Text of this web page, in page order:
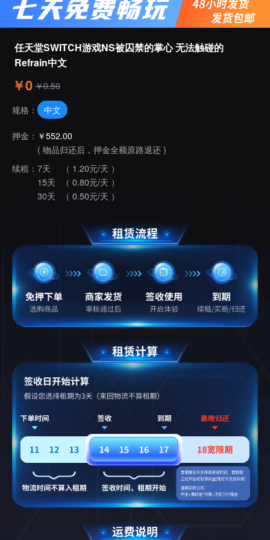
任天堂SWITCH游戏NS被囚禁的掌心 无法触碰的
Refrain中文
￥0 ￥0.50
规格： 中文
押金： ￥552.00
( 物品归还后，押金全额原路退还 )
续租： 7天
（ 1.20元/天 ）
15天
（ 0.80元/天 ）
30天
（ 0.50元/天 ）